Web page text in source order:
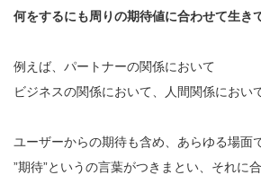
何をするにも周りの期待値に合わせて生き
例えば、パートナーの関係において
ビジネスの関係において、人間関係におい
ユーザーからの期待も含め、あらゆる場面
”期待”というの言葉がつきまとい、それに